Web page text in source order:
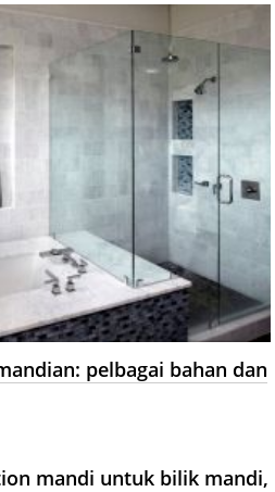
pelbagai bahan dan
mandi untuk bilik mandi,